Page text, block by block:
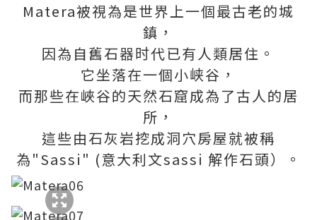
Matera被視為是世界上一個最古老的城
鎮，
因為自舊石器时代已有人類居住。
它坐落在一個小峡谷，
而那些在峽谷的天然石窟成為了古人的居
所，
這些由石灰岩挖成洞穴房屋就被稱
為"Sassi" (意大利文sassi 解作石頭）。